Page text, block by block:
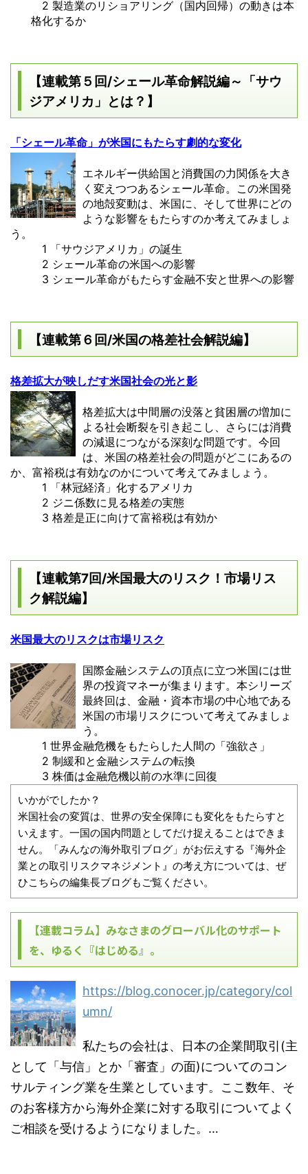
2 製造業のリショアリング（国内回帰）の動きは本
格化するか
【連載第５回/シェール革命解説編～「サウ
ジアメリカ」とは？】
「シェール革命」が米国にもたらす劇的な変化
エネルギー供給国と消費国の力関係を大き
く変えつつあるシェール革命。この米国発
の地殻変動は、米国に、そして世界にどの
ような影響をもたらすのか考えてみましょ
う。
1 「サウジアメリカ」の誕生
2 シェール革命の米国への影響
3 シェール革命がもたらす金融不安と世界への影響
【連載第６回/米国の格差社会解説編】
格差拡大が映しだす米国社会の光と影
格差拡大は中間層の没落と貧困層の増加に
よる社会断裂を引き起こし、さらには消費
の減退につながる深刻な問題です。今回
は、米国の格差社会の問題がどこにあるの
か、富裕税は有効なのかについて考えてみましょう。
1 「林冠経済」化するアメリカ
2 ジニ係数に見る格差の実態
3 格差是正に向けて富裕税は有効か
【連載第7回/米国最大のリスク！市場リス
ク解説編】
米国最大のリスクは市場リスク
国際金融システムの頂点に立つ米国には世
界の投資マネーが集まります。本シリーズ
最終回は、金融・資本市場の中心地である
米国の市場リスクについて考えてみましょ
う。
1 世界金融危機をもたらした人間の「強欲さ」
2 制緩和と金融システムの転換
3 株価は金融危機以前の水準に回復
いかがでしたか？
米国社会の変質は、世界の安全保障にも変化をもたらすと
いえます。一国の国内問題としてだけ捉えることはできま
せん。「みんなの海外取引ブログ」がお伝えする『海外企
業との取引リスクマネジメント』の考え方については、ぜ
ひこちらの編集長ブログもご覧ください。
【連載コラム】みなさまのグローバル化のサポート
を、ゆるく『はじめる』。
https://blog.conocer.jp/category/col
umn/
私たちの会社は、日本の企業間取引(主
として「与信」とか「審査」の面)についてのコン
サルティング業を生業としています。ここ数年、そ
のお客様方から海外企業に対する取引についてよく
ご相談を受けるようになりました。…